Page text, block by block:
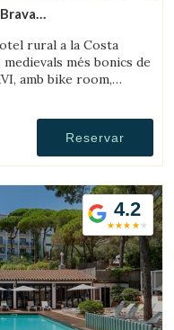
rural a la Costa
més bonics de
amb bike room,
Reservar
4.2